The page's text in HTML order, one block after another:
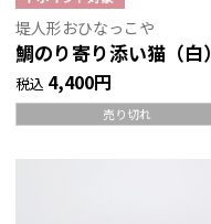
堤人形おひなっこや
鯛のり寄り添い猫（白）
税込 4,400円
売り切れ